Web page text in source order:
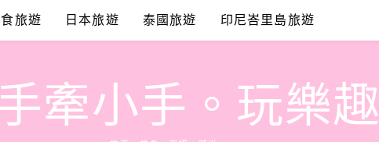
旅遊 日本旅遊 泰國旅遊 印尼峇里島旅遊
牽小手。玩樂趣